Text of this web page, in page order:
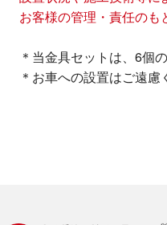
お客様の管理・責任のも
＊当金具セットは、6個
＊お車への設置はご遠慮